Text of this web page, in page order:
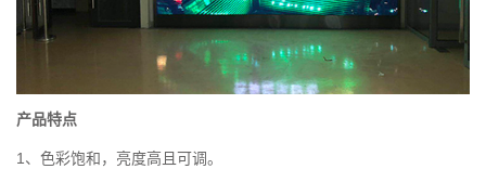
产品特点
1、色彩饱和，亮度高且可调。